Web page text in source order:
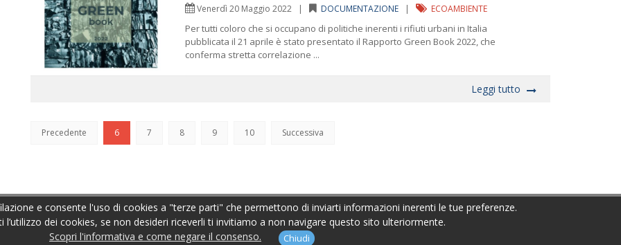
Venerdì 20 Maggio 2022 | DOCUMENTAZIONE | ECOAMBIENTE
Per tutti coloro che si occupano di politiche inerenti i rifiuti urbani in Italia
pubblicata il 21 aprile è stato presentato il Rapporto Green Book 2022, che
conferma stretta correlazione ...
Leggi tutto
Precedente 6 7 8 9 10 Successiva
-mino.taricco@senato.it- Realizzato daLeonardo Web-Informativa sulla privacy Area Riservata
e consente l'uso di cookies a "terze parti" che permettono di inviarti informazioni inerenti le tue preferenze.
l’utilizzo dei cookies, se non desideri riceverli ti invitiamo a non navigare questo sito ulteriormente.
Scopri l'informativa e come negare il consenso.
Chiudi